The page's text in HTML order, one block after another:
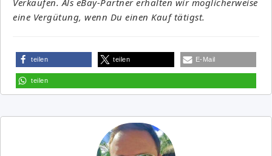
eine Vergütung, wenn Du einen Kauf tätigst.
teilen teilen E-Mail
teilen